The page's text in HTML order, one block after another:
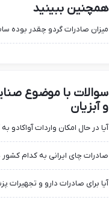
همچنین ببینید
میزان صادرات گردو چقدر بوده
سوالات با موضوع
و آبزیان
آیا در حال امکان واردات آواکادو
صادرات چای ایرانی به کدام